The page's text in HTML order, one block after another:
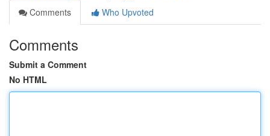
Comments
Who Upvoted
Comments
Submit a Comment
No HTML